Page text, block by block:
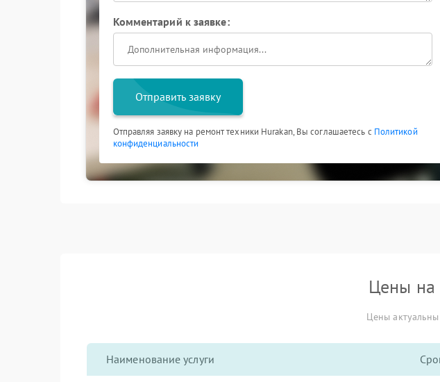
стабильно подает воду до завершения приготовления.
Своевременное решение проблемы, когда кофемашина «думает», но не
сохранить ресурс техники и вернуть комфорт ежедневного
перестала наливать воду при запуске цикла, обращение к
восстановить ее работоспособность.
Комментарий к заявке:
Отправить заявку
Отправляя заявку на ремонт техники Hurakan, Вы соглашаетесь с Политикой
конфиденциальности
Цены на
Цены
Наименование услуги